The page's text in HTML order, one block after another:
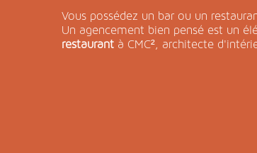
Vous possédez un bar ou un
Un agencement bien pensé est un
restaurant à CMC², architecte